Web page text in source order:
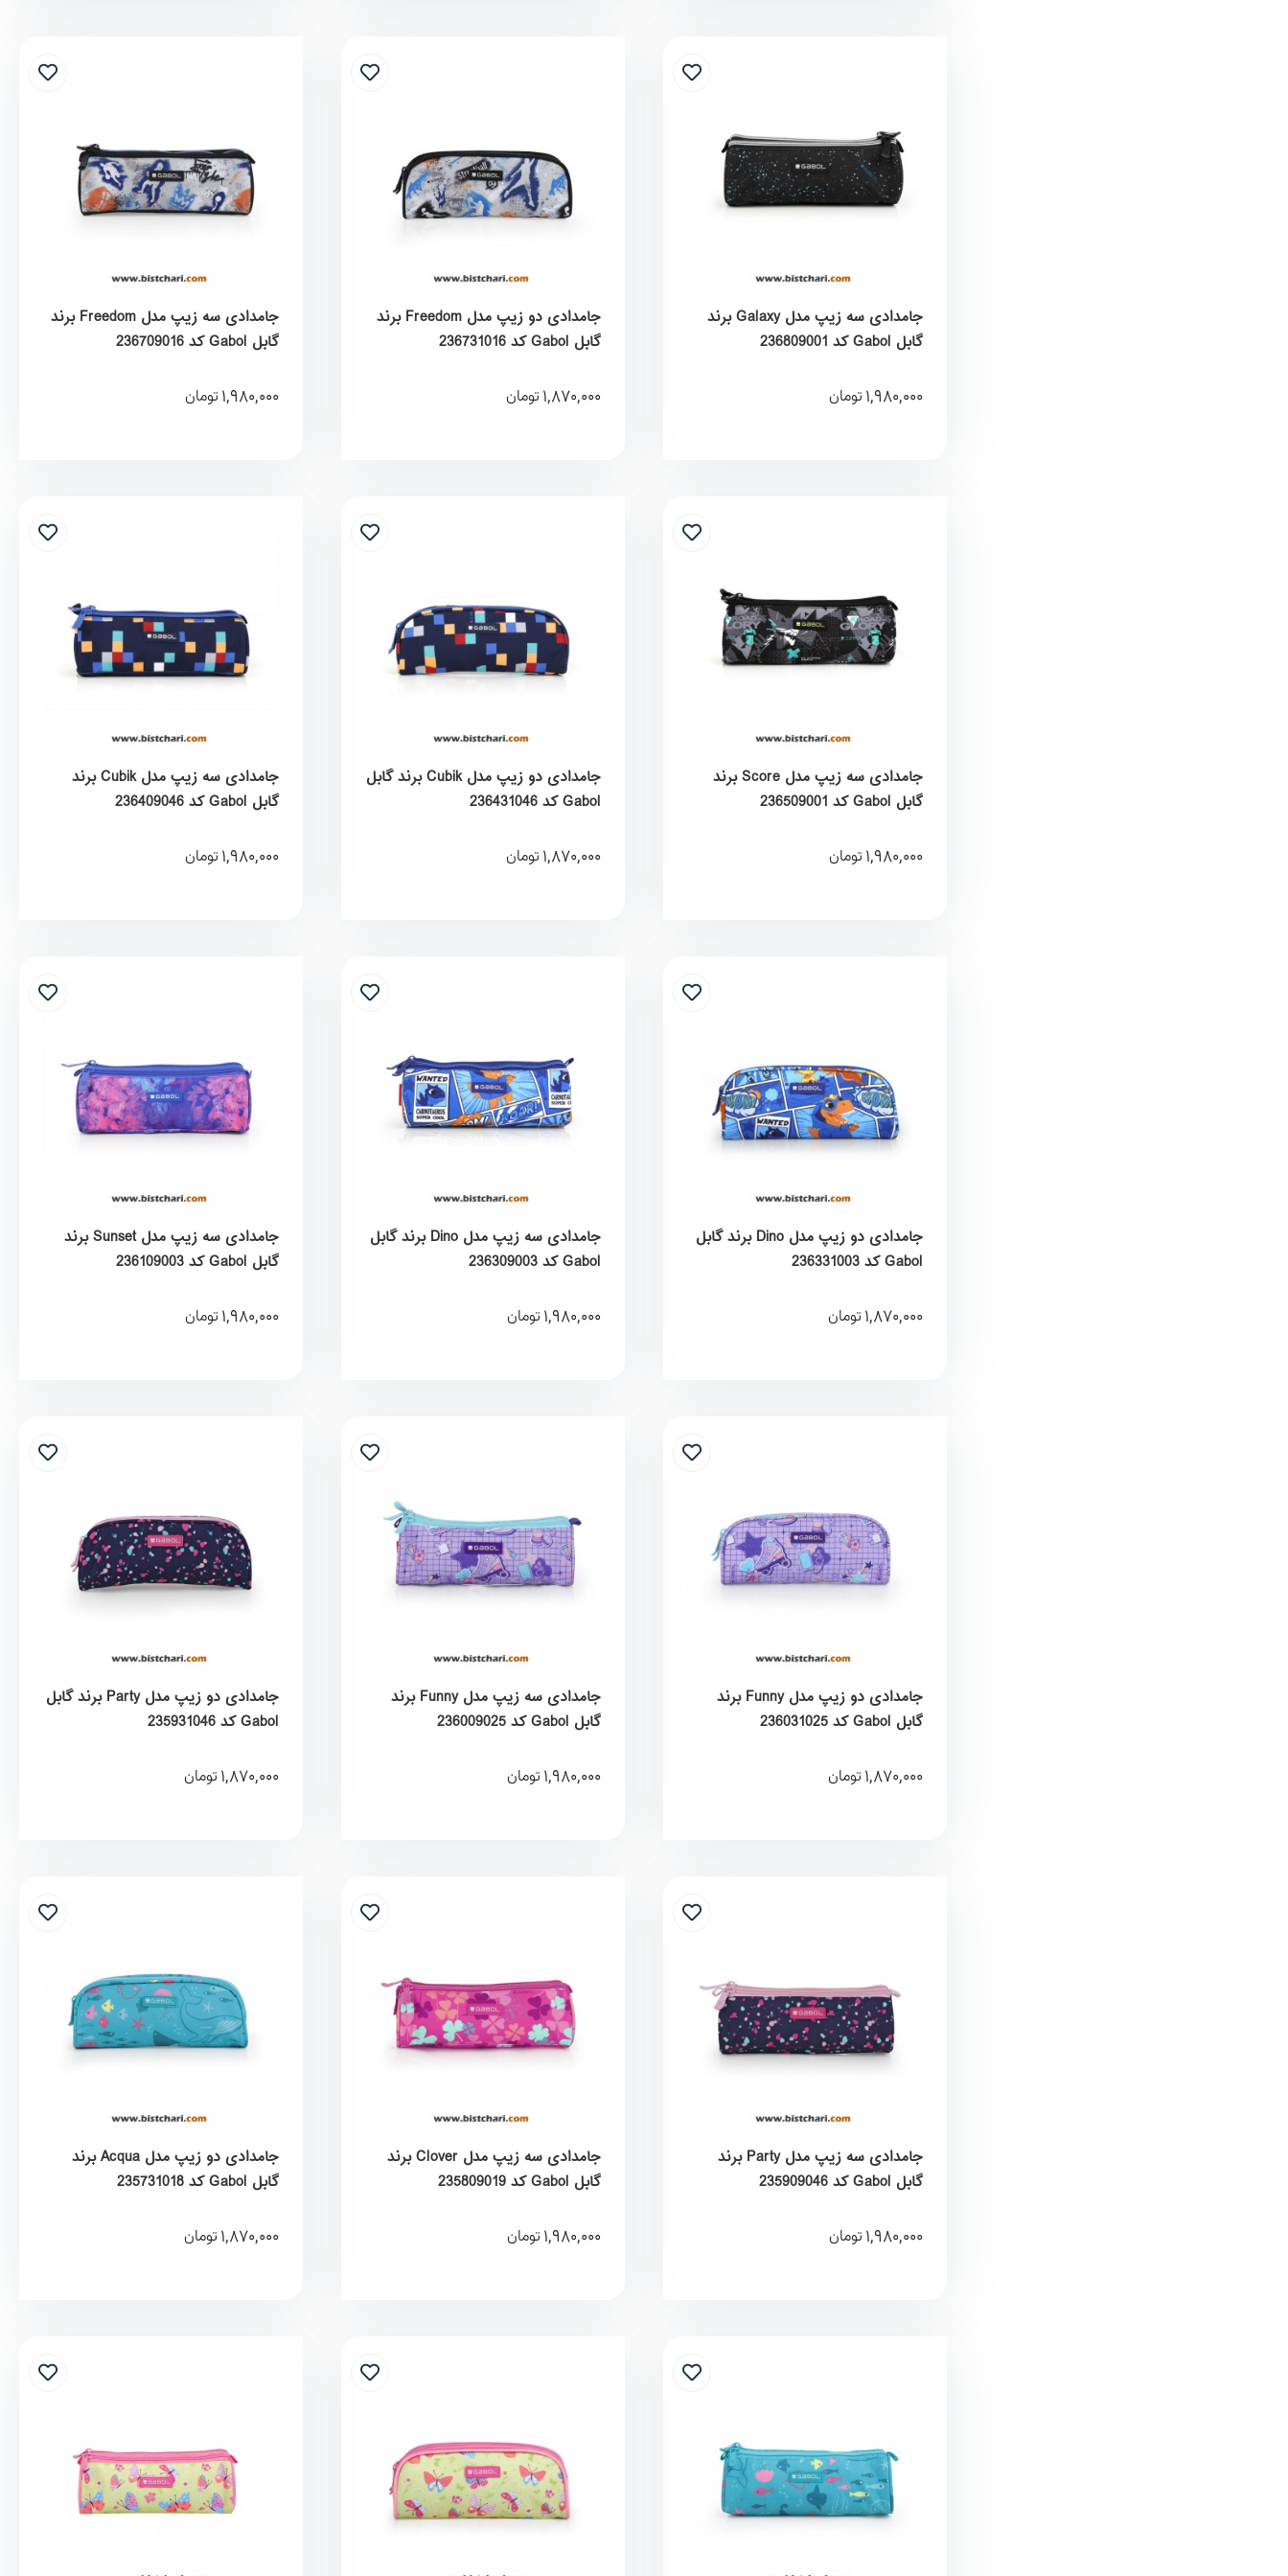
جامدادی سه زیپ مدل Galaxy برند
گابل Gabol کد 236809001
1,980,000 تومان
جامدادی دو زیپ مدل Freedom برند
گابل Gabol کد 236731016
1,870,000 تومان
جامدادی سه زیپ مدل Freedom برند
گابل Gabol کد 236709016
1,980,000 تومان
جامدادی سه زیپ مدل Score برند
گابل Gabol کد 236509001
1,980,000 تومان
جامدادی دو زیپ مدل Cubik برند گابل
Gabol کد 236431046
1,870,000 تومان
جامدادی سه زیپ مدل Cubik برند
گابل Gabol کد 236409046
1,980,000 تومان
جامدادی دو زیپ مدل Dino برند گابل
Gabol کد 236331003
1,870,000 تومان
جامدادی سه زیپ مدل Dino برند گابل
Gabol کد 236309003
1,980,000 تومان
جامدادی سه زیپ مدل Sunset برند
گابل Gabol کد 236109003
1,980,000 تومان
جامدادی دو زیپ مدل Funny برند
گابل Gabol کد 236031025
1,870,000 تومان
جامدادی سه زیپ مدل Funny برند
گابل Gabol کد 236009025
1,980,000 تومان
جامدادی دو زیپ مدل Party برند گابل
Gabol کد 235931046
1,870,000 تومان
جامدادی سه زیپ مدل Party برند
گابل Gabol کد 235909046
1,980,000 تومان
جامدادی سه زیپ مدل Clover برند
گابل Gabol کد 235809019
1,980,000 تومان
جامدادی دو زیپ مدل Acqua برند
گابل Gabol کد 235731018
1,870,000 تومان